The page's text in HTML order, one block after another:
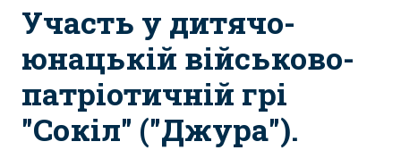
Участь у дитячо-
юнацькій військово-
патріотичній грі
"Сокіл" ("Джура").